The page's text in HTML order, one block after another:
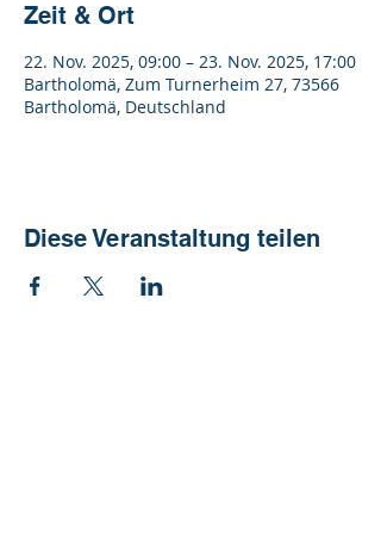
Zeit & Ort
22. Nov. 2025, 09:00 – 23. Nov. 2025, 17:00
Bartholomä, Zum Turnerheim 27, 73566
Bartholomä, Deutschland
Diese Veranstaltung teilen